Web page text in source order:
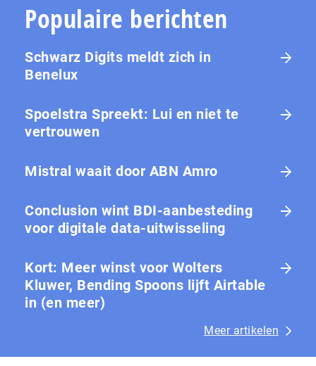
Populaire berichten
Schwarz Digits meldt zich in
Benelux
Spoelstra Spreekt: Lui en niet te
vertrouwen
Mistral waait door ABN Amro
Conclusion wint BDI-aanbesteding
voor digitale data-uitwisseling
Kort: Meer winst voor Wolters
Kluwer, Bending Spoons lijft Airtable
in (en meer)
Meer artikelen